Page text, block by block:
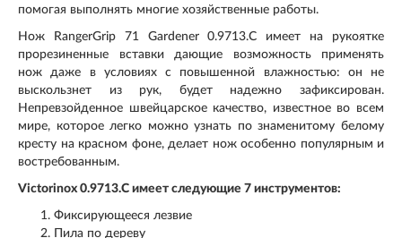
помогая выполнять многие хозяйственные работы.
Нож RangerGrip 71 Gardener 0.9713.C имеет на рукоятке
прорезиненные вставки дающие возможность применять
нож даже в условиях с повышенной влажностью: он не
выскользнет из рук, будет надежно зафиксирован.
Непревзойденное швейцарское качество, известное во всем
мире, которое легко можно узнать по знаменитому белому
кресту на красном фоне, делает нож особенно популярным и
востребованным.
Victorinox 0.9713.C имеет следующие 7 инструментов:
Фиксирующееся лезвие
Пила по дереву